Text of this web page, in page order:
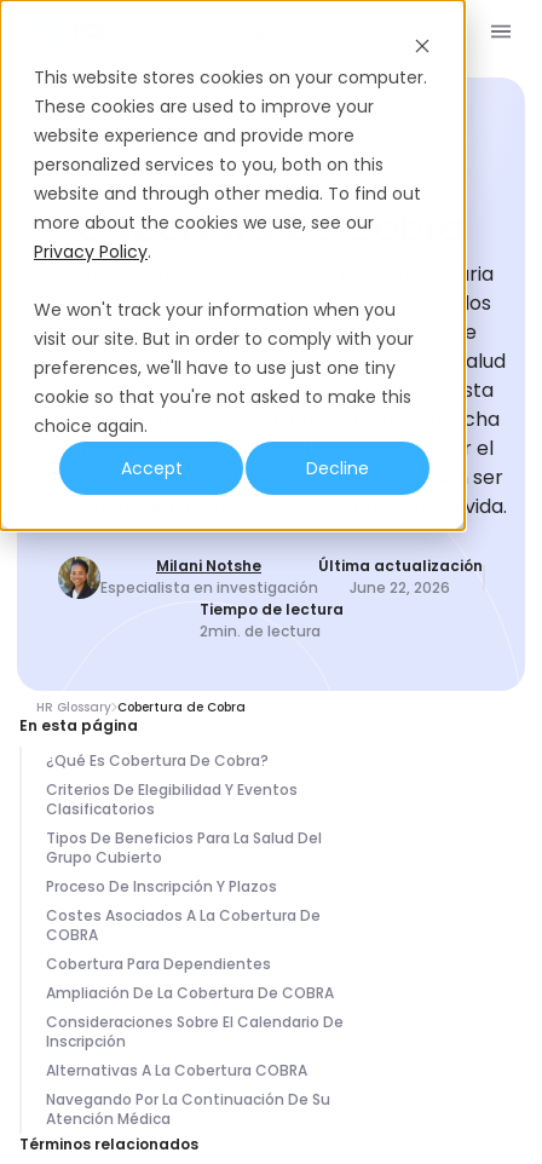
This website stores cookies on your computer.
These cookies are used to improve your
website experience and provide more
personalized services to you, both on this
website and through other media. To find out
more about the cookies we use, see our
Privacy Policy.
We won't track your information when you
visit our site. But in order to comply with your
preferences, we'll have to use just one tiny
cookie so that you're not asked to make this
choice again.
Accept
Decline
GLOSARIO DE CONTRATACIÓN
Cobertura De Cobra
COBRA, o Ley de Reconciliación Presupuestaria
Ómnibus Consolidada, ofrece a los empleados
elegibles y a sus dependientes la opción de
continuar temporalmente los beneficios de salud
grupales después de un evento calificado. Esta
legislación tiene como objetivo cerrar la brecha
entre la cobertura de salud patrocinada por el
empleador y los nuevos arreglos que pueden ser
necesarios debido a eventos que cambian la vida.
Milani Notshe
Especialista en investigación
Última actualización
June 22, 2026
Tiempo de lectura
2min. de lectura
HR Glossary Cobertura de Cobra
En esta página
¿Qué Es Cobertura De Cobra?
Criterios De Elegibilidad Y Eventos
Clasificatorios
Tipos De Beneficios Para La Salud Del
Grupo Cubierto
Proceso De Inscripción Y Plazos
Costes Asociados A La Cobertura De
COBRA
Cobertura Para Dependientes
Ampliación De La Cobertura De COBRA
Consideraciones Sobre El Calendario De
Inscripción
Alternativas A La Cobertura COBRA
Navegando Por La Continuación De Su
Atención Médica
Términos relacionados